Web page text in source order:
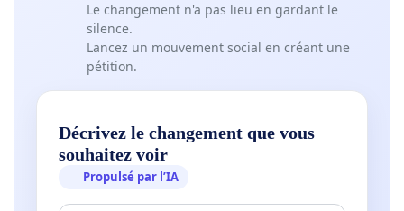
Le changement n'a pas lieu en gardant le
silence.
Lancez un mouvement social en créant une
pétition.
Décrivez le changement que vous
souhaitez voir
Propulsé par l’IA